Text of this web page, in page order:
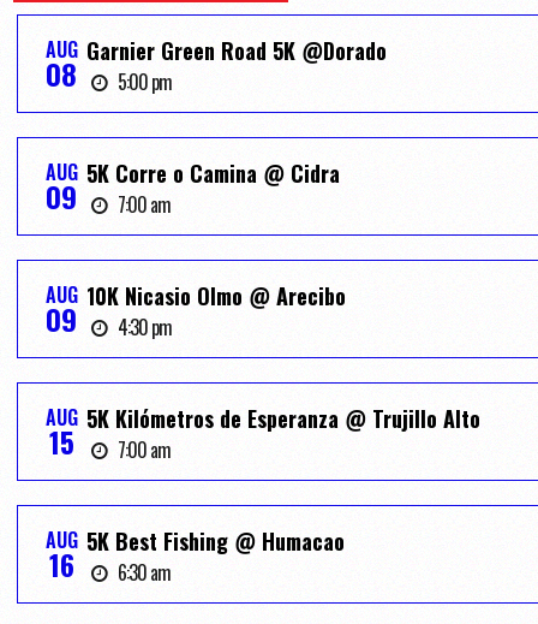
AUG
08
Garnier Green Road 5K @Dorado
5:00 pm
AUG
09
5K Corre o Camina @ Cidra
7:00 am
AUG
09
10K Nicasio Olmo @ Arecibo
4:30 pm
AUG
15
5K Kilómetros de Esperanza @ Trujillo Alto
7:00 am
AUG
16
5K Best Fishing @ Humacao
6:30 am